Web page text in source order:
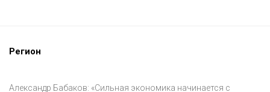
Регион
Александр Бабаков: «Сильная экономика начинается с